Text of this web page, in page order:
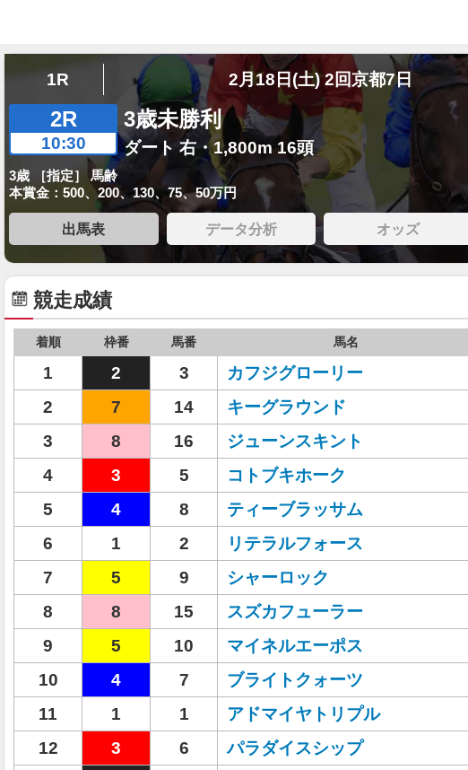
1R 2月18日(土) 2回京都7日
2R
10:30
3歳未勝利
ダート 右・1,800m 16頭
3歳 ［指定］ 馬齢
本賞金：500、200、130、75、50万円
出馬表 データ分析 オッズ
競走成績
着順 枠番 馬番 馬名
1 2 3 カフジグローリー
2
7 14 キーグラウンド
3
8 16 ジューンスキント
4
3 5 コトブキホーク
5
4 8 ティーブラッサム
6
1 2 リテラルフォース
7
5 9 シャーロック
8
8 15 スズカフューラー
9
5 10 マイネルエーポス
10
4 7 ブライトクォーツ
11
1 1 アドマイヤトリプル
12
3 6 パラダイスシップ